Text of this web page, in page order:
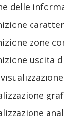
delle
zone
uscita